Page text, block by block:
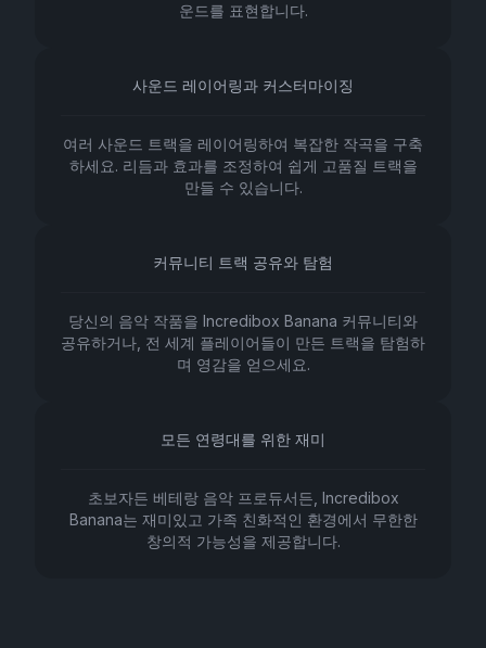
운드를 표현합니다.
사운드 레이어링과 커스터마이징
여러 사운드 트랙을 레이어링하여 복잡한 작곡을 구축
하세요. 리듬과 효과를 조정하여 쉽게 고품질 트랙을
만들 수 있습니다.
커뮤니티 트랙 공유와 탐험
당신의 음악 작품을 Incredibox Banana 커뮤니티와
공유하거나, 전 세계 플레이어들이 만든 트랙을 탐험하
며 영감을 얻으세요.
모든 연령대를 위한 재미
초보자든 베테랑 음악 프로듀서든, Incredibox
Banana는 재미있고 가족 친화적인 환경에서 무한한
창의적 가능성을 제공합니다.